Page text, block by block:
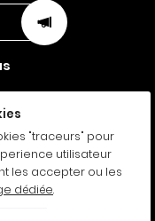
"traceurs" pour
utilisateur
les accepter ou les
dédiée.